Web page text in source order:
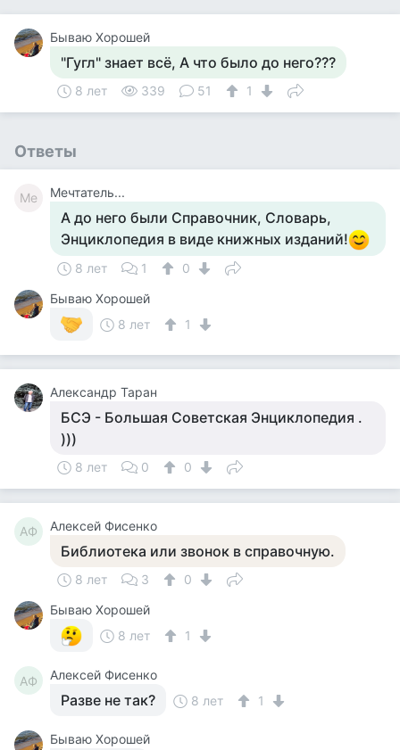
Бываю Хорошей
"Гугл" знает всё, А что было до него???
8 лет 339 51 1
Ответы
Ме Мечтатель...
А до него были Справочник, Словарь,
Энциклопедия в виде книжных изданий!
8 лет 1
0
Бываю Хорошей
8 лет
1
Александр Таран
БСЭ - Большая Советская Энциклопедия .
)))
8 лет 0 0
АФ Алексей Фисенко
Библиотека или звонок в справочную.
8 лет 3
0
Бываю Хорошей
8 лет
1
АФ Алексей Фисенко
Разве не так? 8 лет 1
Бываю Хорошей